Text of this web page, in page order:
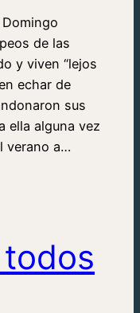
de las
y viven “lejos
echar de
sus
ella alguna vez
verano a…